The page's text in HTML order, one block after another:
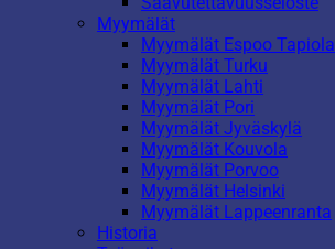
Myymälät
Myymälät Espoo Tapiola
Myymälät Turku
Myymälät Lahti
Myymälät Pori
Myymälät Jyväskylä
Myymälät Kouvola
Myymälät Porvoo
Myymälät Helsinki
Myymälät Lappeenranta
Historia